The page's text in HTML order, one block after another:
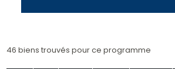
46 biens trouvés pour ce programme